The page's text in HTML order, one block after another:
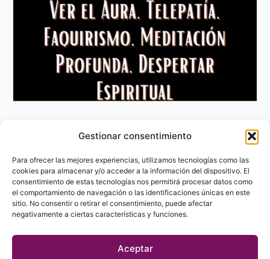
Gestionar consentimiento
Para ofrecer las mejores experiencias, utilizamos tecnologías como las
cookies para almacenar y/o acceder a la información del dispositivo. El
consentimiento de estas tecnologías nos permitirá procesar datos como
el comportamiento de navegación o las identificaciones únicas en este
sitio. No consentir o retirar el consentimiento, puede afectar
negativamente a ciertas características y funciones.
Aceptar
Aviso Legal
Política de privacidad
Política de Cookies
Contacto